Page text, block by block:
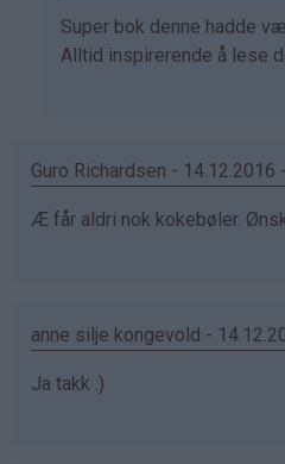
Som
svar
Borge
bekreftet)
Super bok denne hadde
Alltid inspirerende å lese
Guro Richardsen - 14.12.2016
Æ får aldri nok kokebøler.
anne silje kongevold -
Ja takk :)